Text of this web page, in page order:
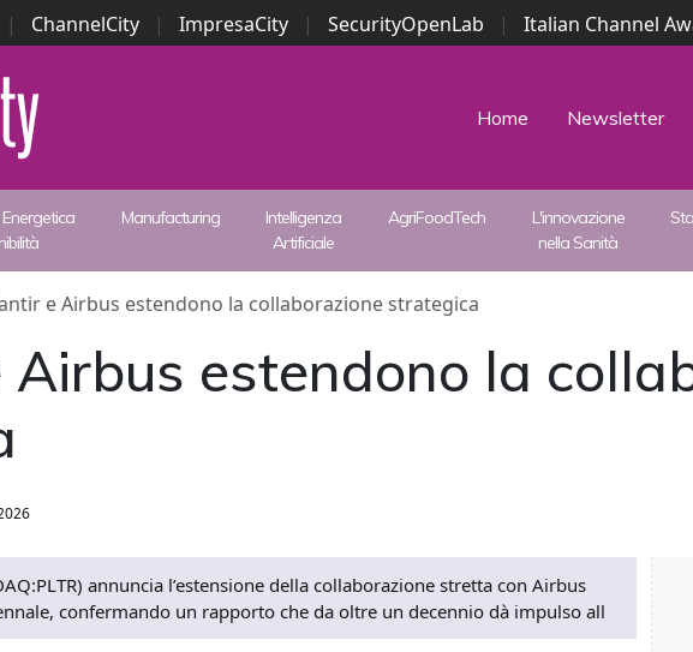
| ChannelCity | ImpresaCity | SecurityOpenLab | Italian Channel
Security Awards | ...
Home Newsletter
Manufacturing
Intelligenza
Artificiale
AgriFoodTech
L'innovazione
nella Sanità
e Airbus estendono la collaborazione strategica
Airbus estendono la
annuncia l’estensione della collaborazione stretta con Airbus
confermando un rapporto che da oltre un decennio dà impulso all